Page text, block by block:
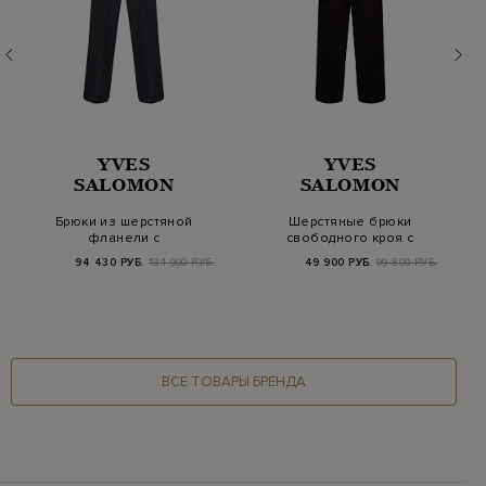
YVES
SALOMON
Брюки из шерстяной
фланели с
итальянскими
карманами и…
94 430 РУБ. 134 900 РУБ.
YVES
SALOMON
Шерстяные брюки
свободного кроя с
карманом-карго и
защ…
49 900 РУБ. 99 800 РУБ.
ВСЕ ТОВАРЫ БРЕНДА